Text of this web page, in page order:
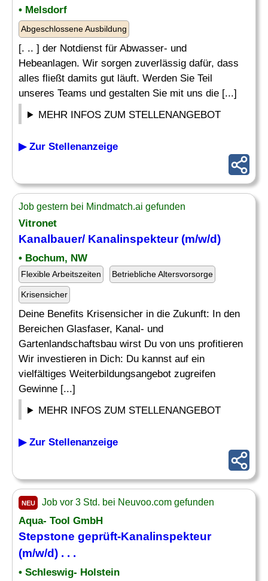
• Melsdorf
Abgeschlossene Ausbildung
[. .. ] der Notdienst für Abwasser- und
Hebeanlagen. Wir sorgen zuverlässig dafür, dass
alles fließt damits gut läuft. Werden Sie Teil
unseres Teams und gestalten Sie mit uns die [...]
MEHR INFOS ZUM STELLENANGEBOT
▶ Zur Stellenanzeige
Job gestern bei Mindmatch.ai gefunden
Vitronet
Kanalbauer/ Kanalinspekteur(m/w/d)
• Bochum, NW
Flexible Arbeitszeiten Betriebliche Altersvorsorge
Krisensicher
Deine Benefits Krisensicher in die Zukunft: In den
Bereichen Glasfaser, Kanal- und
Gartenlandschaftsbau wirst Du von uns profitieren
Wir investieren in Dich: Du kannst auf ein
vielfältiges Weiterbildungsangebot zugreifen
Gewinne [...]
MEHR INFOS ZUM STELLENANGEBOT
▶ Zur Stellenanzeige
NEU Job vor 3 Std. bei Neuvoo.com gefunden
Aqua- Tool GmbH
Stepstone geprüft-Kanalinspekteur
(m/w/d) . . .
• Schleswig- Holstein